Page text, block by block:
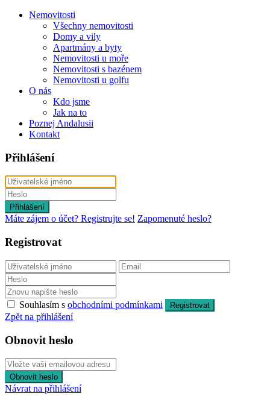
Nemovitosti
Všechny nemovitosti
Domy a vily
Apartmány a byty
Nemovitosti u moře
Nemovitosti s bazénem
Nemovitosti u golfu
O nás
Kdo jsme
Jak na to
Poznej Andalusii
Kontakt
Přihlášení
Přihlášení
Máte zájem o účet? Registrujte se! Zapomenuté heslo?
Registrovat
Souhlasím s obchodními podmínkami Registrovat
Zpět na přihlášení
Obnovit heslo
Obnovit heslo
Návrat na přihlášení